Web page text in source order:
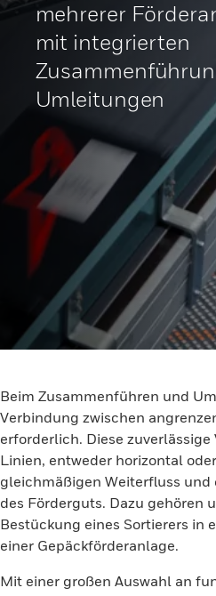
mehrerer
mit integrierten
Umleitungen
Beim Zusammenführen und
Verbindung zwischen
erforderlich. Diese
Linien, entweder horizontal
gleichmäßigen Weiterfluss
des Förderguts. Dazu gehören
Bestückung eines Sortierers in
einer Gepäckförderanlage.
Mit einer großen Auswahl an